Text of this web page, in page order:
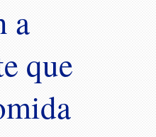
a
que